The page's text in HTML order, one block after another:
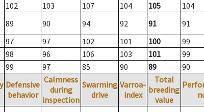
102 103 107 104 105
104
89 90 94 92 91
91
97 97 102 101 100
99
98 96 106 103 101
99
99 97 85 90 89 90
Defensive
behavior
Calmness
during
inspection
Swarming
drive
Varroa-
index
Total
breeding
value